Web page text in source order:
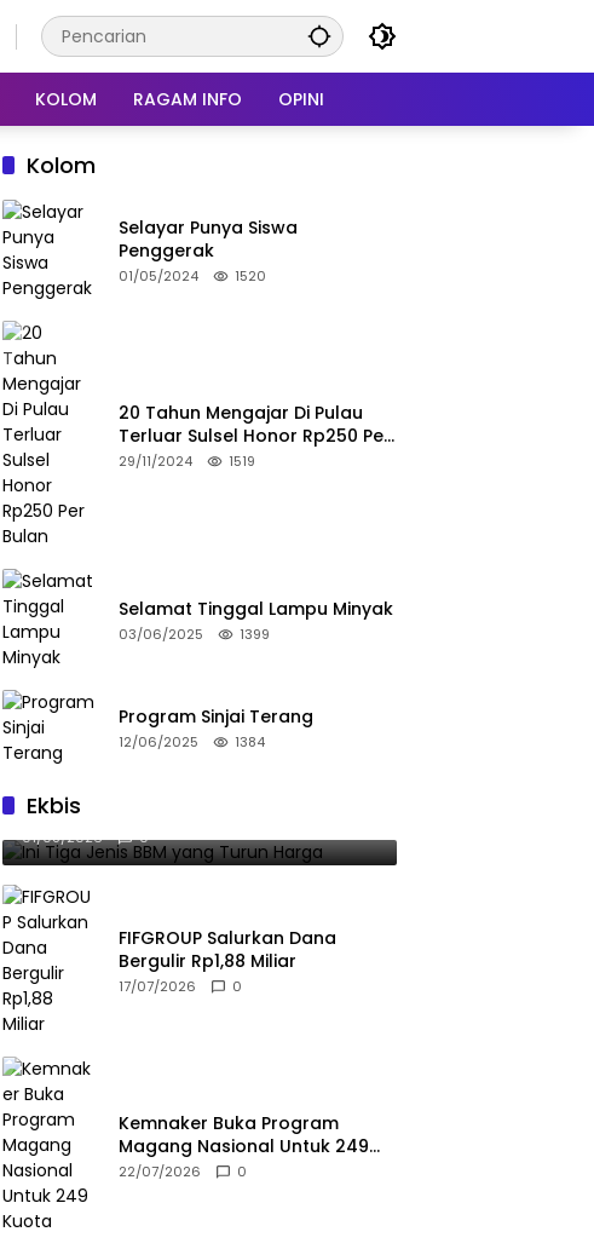
KOLOM RAGAM INFO OPINI
Kolom
Selayar Punya Siswa
Penggerak
01/05/2024 1520
20 Tahun Mengajar Di Pulau
Terluar Sulsel Honor Rp250 Per
Bulan
29/11/2024 1519
Selamat Tinggal Lampu Minyak
03/06/2025 1399
Program Sinjai Terang
12/06/2025 1384
Ekbis
Ini Tiga Jenis BBM yang Turun Harga
01/08/2026 0
FIFGROUP Salurkan Dana
Bergulir Rp1,88 Miliar
17/07/2026 0
Kemnaker Buka Program
Magang Nasional Untuk 249
Kuota
22/07/2026 0